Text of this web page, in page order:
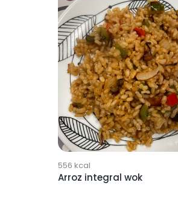
556 kcal
Arroz integral wok